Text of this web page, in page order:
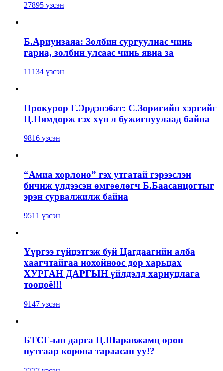
27895 үзсэн
Б.Ариунзаяа: Золбин сургуулиас чинь
гарна, золбин улсаас чинь явна за
11134 үзсэн
Прокурор Г.Эрдэнэбат: С.Зоригийн хэргийг
Ц.Нямдорж гэх хүн л бужигнуулаад байна
9816 үзсэн
“Амиа хорлоно” гэх утгатай гэрээслэн
бичиж үлдээсэн өмгөөлөгч Б.Баасанцогтыг
эрэн сурвалжилж байна
9511 үзсэн
Үүргээ гүйцэтгэж буй Цагдаагийн алба
хаагчтайгаа нохойноос дор харьцах
ХУРГАН ДАРГЫН үйлдэлд хариуцлага
тооцоё!!!
9147 үзсэн
БТСГ-ын дарга Ц.Шаравжамц орон
нутгаар корона тараасан уу!?